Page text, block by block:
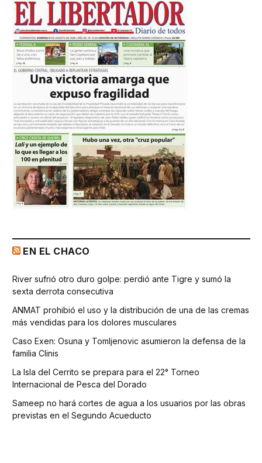
EN EL CHACO
River sufrió otro duro golpe: perdió ante Tigre y sumó la
sexta derrota consecutiva
ANMAT prohibió el uso y la distribución de una de las cremas
más vendidas para los dolores musculares
Caso Exen: Osuna y Tomljenovic asumieron la defensa de la
familia Clinis
La Isla del Cerrito se prepara para el 22° Torneo
Internacional de Pesca del Dorado
Sameep no hará cortes de agua a los usuarios por las obras
previstas en el Segundo Acueducto